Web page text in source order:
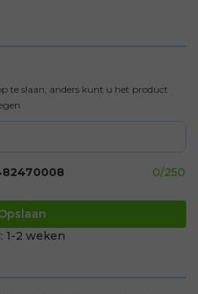
te slaan, anders kunt u het product
0/250
1-2 weken